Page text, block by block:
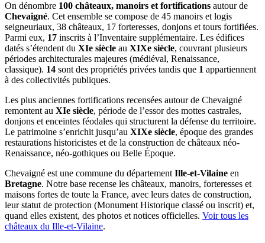
On dénombre 100 châteaux, manoirs et fortifications autour de
Chevaigné. Cet ensemble se compose de 45 manoirs et logis
seigneuriaux, 38 châteaux, 17 forteresses, donjons et tours fortifiées.
Parmi eux, 17 inscrits à l’Inventaire supplémentaire. Les édifices
datés s’étendent du XIe siècle au XIXe siècle, couvrant plusieurs
périodes architecturales majeures (médiéval, Renaissance,
classique). 14 sont des propriétés privées tandis que 1 appartiennent
à des collectivités publiques.
Les plus anciennes fortifications recensées autour de Chevaigné
remontent au XIe siècle, période de l’essor des mottes castrales,
donjons et enceintes féodales qui structurent la défense du territoire.
Le patrimoine s’enrichit jusqu’au XIXe siècle, époque des grandes
restaurations historicistes et de la construction de châteaux néo-
Renaissance, néo-gothiques ou Belle Époque.
Chevaigné est une commune du départementIlle-et-Vilaine en
Bretagne. Notre base recense les châteaux, manoirs, forteresses et
maisons fortes de toute la France, avec leurs dates de construction,
leur statut de protection (Monument Historique classé ou inscrit) et,
quand elles existent, des photos et notices officielles. Voir tous les
châteaux du Ille-et-Vilaine.